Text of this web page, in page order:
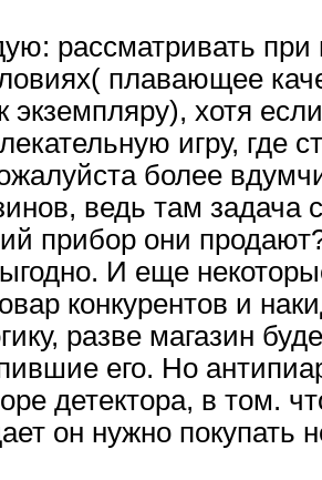
рассматривать
плавающее
экземпляру), хотя
игру, где
более
ведь там задача
прибор они
И еще
конкурентов и
разве магазин
его. Но
детектора, в том.
он нужно покупать